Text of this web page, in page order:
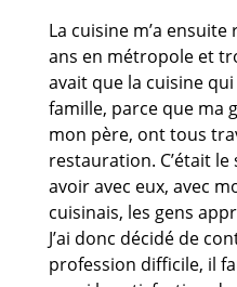
La cuisine m’a ensuite
ans en métropole et
avait que la cuisine
famille, parce que ma
mon père, ont tous
restauration. C’était
avoir avec eux, avec
cuisinais, les gens
J’ai donc décidé de
profession difficile, il